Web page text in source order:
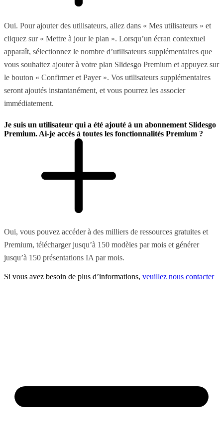
Oui. Pour ajouter des utilisateurs, allez dans « Mes utilisateurs » et
cliquez sur « Mettre à jour le plan ». Lorsqu’un écran contextuel
apparaît, sélectionnez le nombre d’utilisateurs supplémentaires que
vous souhaitez ajouter à votre plan Slidesgo Premium et appuyez sur
le bouton « Confirmer et Payer ». Vos utilisateurs supplémentaires
seront ajoutés instantanément, et vous pourrez les associer
immédiatement.
Je suis un utilisateur qui a été ajouté à un abonnement Slidesgo
Premium. Ai-je accès à toutes les fonctionnalités Premium ?
Oui, vous pouvez accéder à des milliers de ressources gratuites et
Premium, télécharger jusqu’à 150 modèles par mois et générer
jusqu’à 150 présentations IA par mois.
Si vous avez besoin de plus d’informations, veuillez nous contacter